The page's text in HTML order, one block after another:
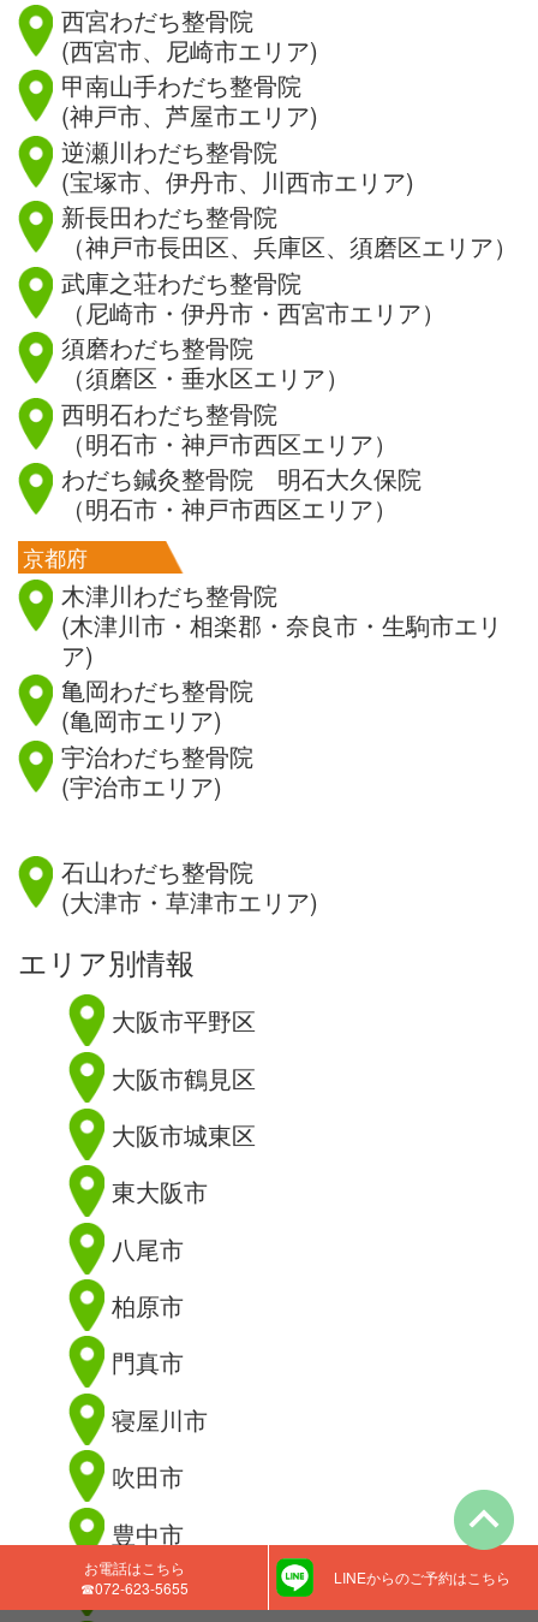
西宮わだち整骨院
(西宮市、尼崎市エリア)
甲南山手わだち整骨院
(神戸市、芦屋市エリア)
逆瀬川わだち整骨院
(宝塚市、伊丹市、川西市エリア)
新長田わだち整骨院
（神戸市長田区、兵庫区、須磨区エリア）
武庫之荘わだち整骨院
（尼崎市・伊丹市・西宮市エリア）
須磨わだち整骨院
（須磨区・垂水区エリア）
西明石わだち整骨院
（明石市・神戸市西区エリア）
わだち鍼灸整骨院 明石大久保院
（明石市・神戸市西区エリア）
京都府
木津川わだち整骨院
(木津川市・相楽郡・奈良市・生駒市エリ
ア)
亀岡わだち整骨院
(亀岡市エリア)
宇治わだち整骨院
(宇治市エリア)
石山わだち整骨院
(大津市・草津市エリア)
エリア別情報
大阪市平野区
大阪市鶴見区
大阪市城東区
東大阪市
八尾市
柏原市
門真市
寝屋川市
吹田市
豊中市
枚方市
お電話はこちら
☎072-623-5655
LINEからのご予約はこちら